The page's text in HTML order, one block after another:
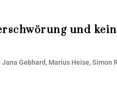
und
Jana Geb­hard, Mari­us Hei­se, Simon